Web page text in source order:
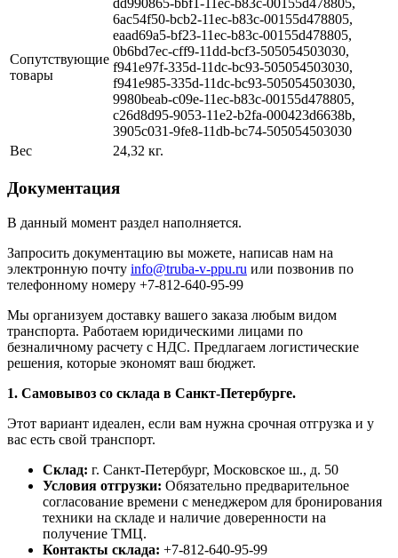
Сопутствующие
товары
dd990865-bbf1-11ec-b83c-00155d478805,
6ac54f50-bcb2-11ec-b83c-00155d478805,
eaad69a5-bf23-11ec-b83c-00155d478805,
0b6bd7ec-cff9-11dd-bcf3-505054503030,
f941e97f-335d-11dc-bc93-505054503030,
f941e985-335d-11dc-bc93-505054503030,
9980beab-c09e-11ec-b83c-00155d478805,
c26d8d95-9053-11e2-b2fa-000423d6638b,
3905c031-9fe8-11db-bc74-505054503030
Вес
24,32 кг.
Документация
В данный момент раздел наполняется.
Запросить документацию вы можете, написав нам на
электронную почту info@truba-v-ppu.ru или позвонив по
телефонному номеру +7-812-640-95-99
Мы организуем доставку вашего заказа любым видом
транспорта. Работаем юридическими лицами по
безналичному расчету с НДС. Предлагаем логистические
решения, которые экономят ваш бюджет.
1. Самовывоз со склада в Санкт-Петербурге.
Этот вариант идеален, если вам нужна срочная отгрузка и у
вас есть свой транспорт.
Склад: г. Санкт-Петербург, Московское ш., д. 50
Условия отгрузки: Обязательно предварительное
согласование времени с менеджером для бронирования
техники на складе и наличие доверенности на
получение ТМЦ.
Контакты склада: +7-812-640-95-99